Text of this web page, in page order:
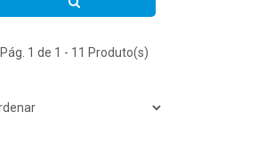
Pág. 1 de 1 - 11 Produto(s)